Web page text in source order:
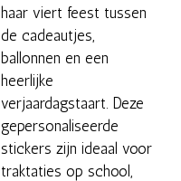
haar viert feest tussen
de cadeautjes,
ballonnen en een
heerlijke
verjaardagstaart. Deze
gepersonaliseerde
stickers zijn ideaal voor
traktaties op school,